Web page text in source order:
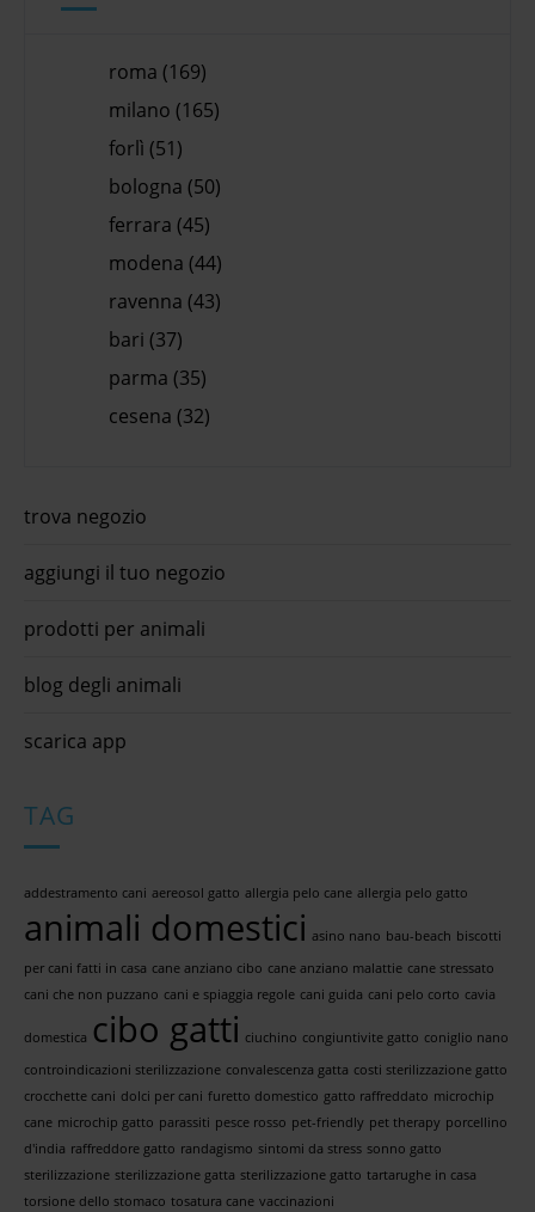
roma (169)
milano (165)
forlì (51)
bologna (50)
ferrara (45)
modena (44)
ravenna (43)
bari (37)
parma (35)
cesena (32)
trova negozio
aggiungi il tuo negozio
prodotti per animali
blog degli animali
scarica app
TAG
addestramento cani aereosol gatto allergia pelo cane allergia pelo gatto
animali domestici asino nano bau-beach biscotti
per cani fatti in casa cane anziano cibo cane anziano malattie cane stressato
cani che non puzzano cani e spiaggia regole cani guida cani pelo corto cavia
domestica cibo gatti ciuchino congiuntivite gatto coniglio nano
controindicazioni sterilizzazione convalescenza gatta costi sterilizzazione gatto
crocchette cani dolci per cani furetto domestico gatto raffreddato microchip
cane microchip gatto parassiti pesce rosso pet-friendly pet therapy porcellino
d'india raffreddore gatto randagismo sintomi da stress sonno gatto
sterilizzazione sterilizzazione gatta sterilizzazione gatto tartarughe in casa
torsione dello stomaco tosatura cane vaccinazioni